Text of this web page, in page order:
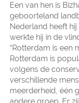
Een van hen is
geboorteland
Nederland heeft
werkte hij in de
“Rotterdam is een
Rotterdam is
volgens de
verschillende
meerderheid, één